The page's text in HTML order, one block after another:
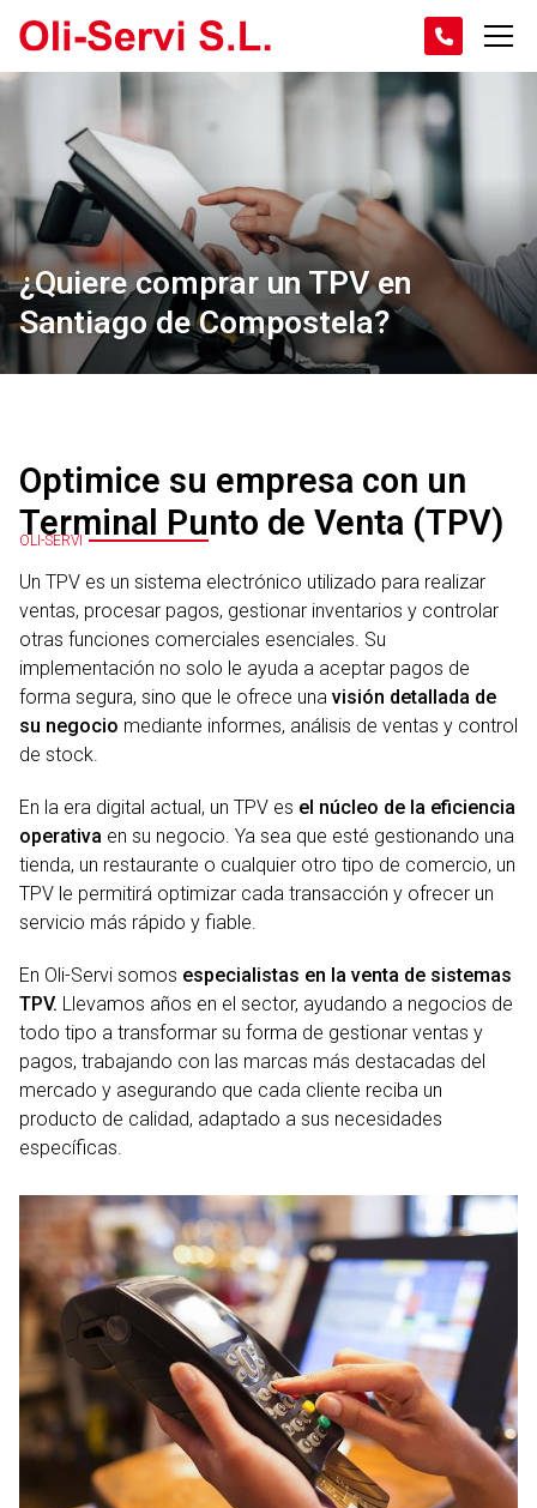
¿Quiere comprar un TPV en
Santiago de Compostela?
Optimice su empresa con un
Terminal Punto de Venta (TPV)
OLI-SERVI
Un TPV es un sistema electrónico utilizado para realizar
ventas, procesar pagos, gestionar inventarios y controlar
otras funciones comerciales esenciales. Su
implementación no solo le ayuda a aceptar pagos de
forma segura, sino que le ofrece una visión detallada de
su negocio mediante informes, análisis de ventas y control
de stock.
En la era digital actual, un TPV es el núcleo de la eficiencia
operativa en su negocio. Ya sea que esté gestionando una
tienda, un restaurante o cualquier otro tipo de comercio, un
TPV le permitirá optimizar cada transacción y ofrecer un
servicio más rápido y fiable.
En Oli-Servi somos especialistas en la venta de sistemas
TPV. Llevamos años en el sector, ayudando a negocios de
todo tipo a transformar su forma de gestionar ventas y
pagos, trabajando con las marcas más destacadas del
mercado y asegurando que cada cliente reciba un
producto de calidad, adaptado a sus necesidades
específicas.